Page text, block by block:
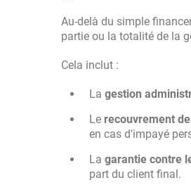
Au-delà du simple
partie ou la totalité de la
Cela inclut :
La gestion
Le recouvrement
en cas d'impayé
La garantie contre
part du client final.